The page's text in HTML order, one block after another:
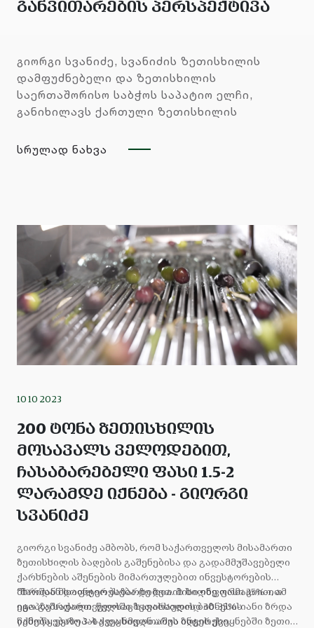
დაესწრნენ
მთავრობის
,,
ორგანიზაციებისა
და
კერძო
სექტორის
წარმომადგენლები
განვითარების პერსპექტივა
გიორგი სვანიძე, სვანიძის ზეთისხილის
დამფუძნებელი და ზეთისხილის
საერთაშორისო საბჭოს საპატიო ელჩი,
განიხილავს ქართული ზეთისხილის
ზეთისხილის გლობალური ბაზრის
გაუსვა ქართული ზეთისხილის ზრდის
პოტენციალს
სრულად ნახვა
10 10 2023
200 ტონა ზეთისხილის
მოსავალს ველოდებით,
ჩასაბარებელი ფასი 1.5-2
ლარამდე იქნება - გიორგი
სვანიძე
“შარშან მსოფლიო ბაზარზე ზეთის ხილზე ფასი 35%-ით
იყო გაზრდილი. წელსაც სავარაუდოდ 30-35%-იანი ზრდა
იქნება. ევროპასა და ხმელთაშუა ზღვის ქვეყნებში ზეთის
გიორგი სვანიძე ამბობს, რომ საქართველოს მისამართი
ზეთისხილის ბაღების გაშენებისა და გადამმუშავებელი
ქარხნების აშენების მიმართულებით ინვესტორების
მხრიდან დაინტერესება დიდია. მისი ინფორმაციით, ამ
ეტაპზე საქართველოში ზეთისხილის ბიზნესის
წამოწყებაზე 3-4 ქვეყნიდან არის ინტერესი.